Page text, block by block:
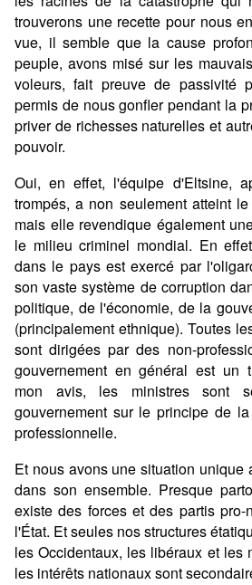
trouverons une recette pour nous
vue, il semble que la cause
peuple, avons misé sur les
voleurs, fait preuve de passivité
permis de nous gonfler pendant la
priver de richesses naturelles et
pouvoir.
Oui, en effet, l'équipe d'Eltsine,
trompés, a non seulement atteint
mais elle revendique également
le milieu criminel mondial. En
dans le pays est exercé par
son vaste système de corruption
politique, de l'économie, de la
(principalement ethnique). Toutes
sont dirigées par des non-
gouvernement en général est un
mon avis, les ministres sont
gouvernement sur le principe de
professionnelle.
Et nous avons une situation unique
dans son ensemble. Presque
existe des forces et des partis
l'État. Et seules nos structures
les Occidentaux, les libéraux et les
les intérêts nationaux sont